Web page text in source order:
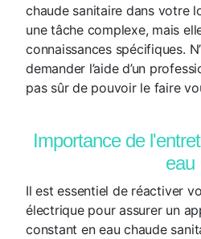
chaude sanitaire dans votre
une tâche complexe, mais
connaissances spécifiques.
demander l’aide d’un
pas sûr de pouvoir le faire
Importance de
eau
Il est essentiel de réactiver
électrique pour assurer un
constant en eau chaude